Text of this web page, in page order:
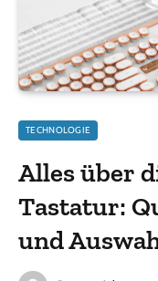
TECHNOLOGIE
Alles über
Tastatur:
und